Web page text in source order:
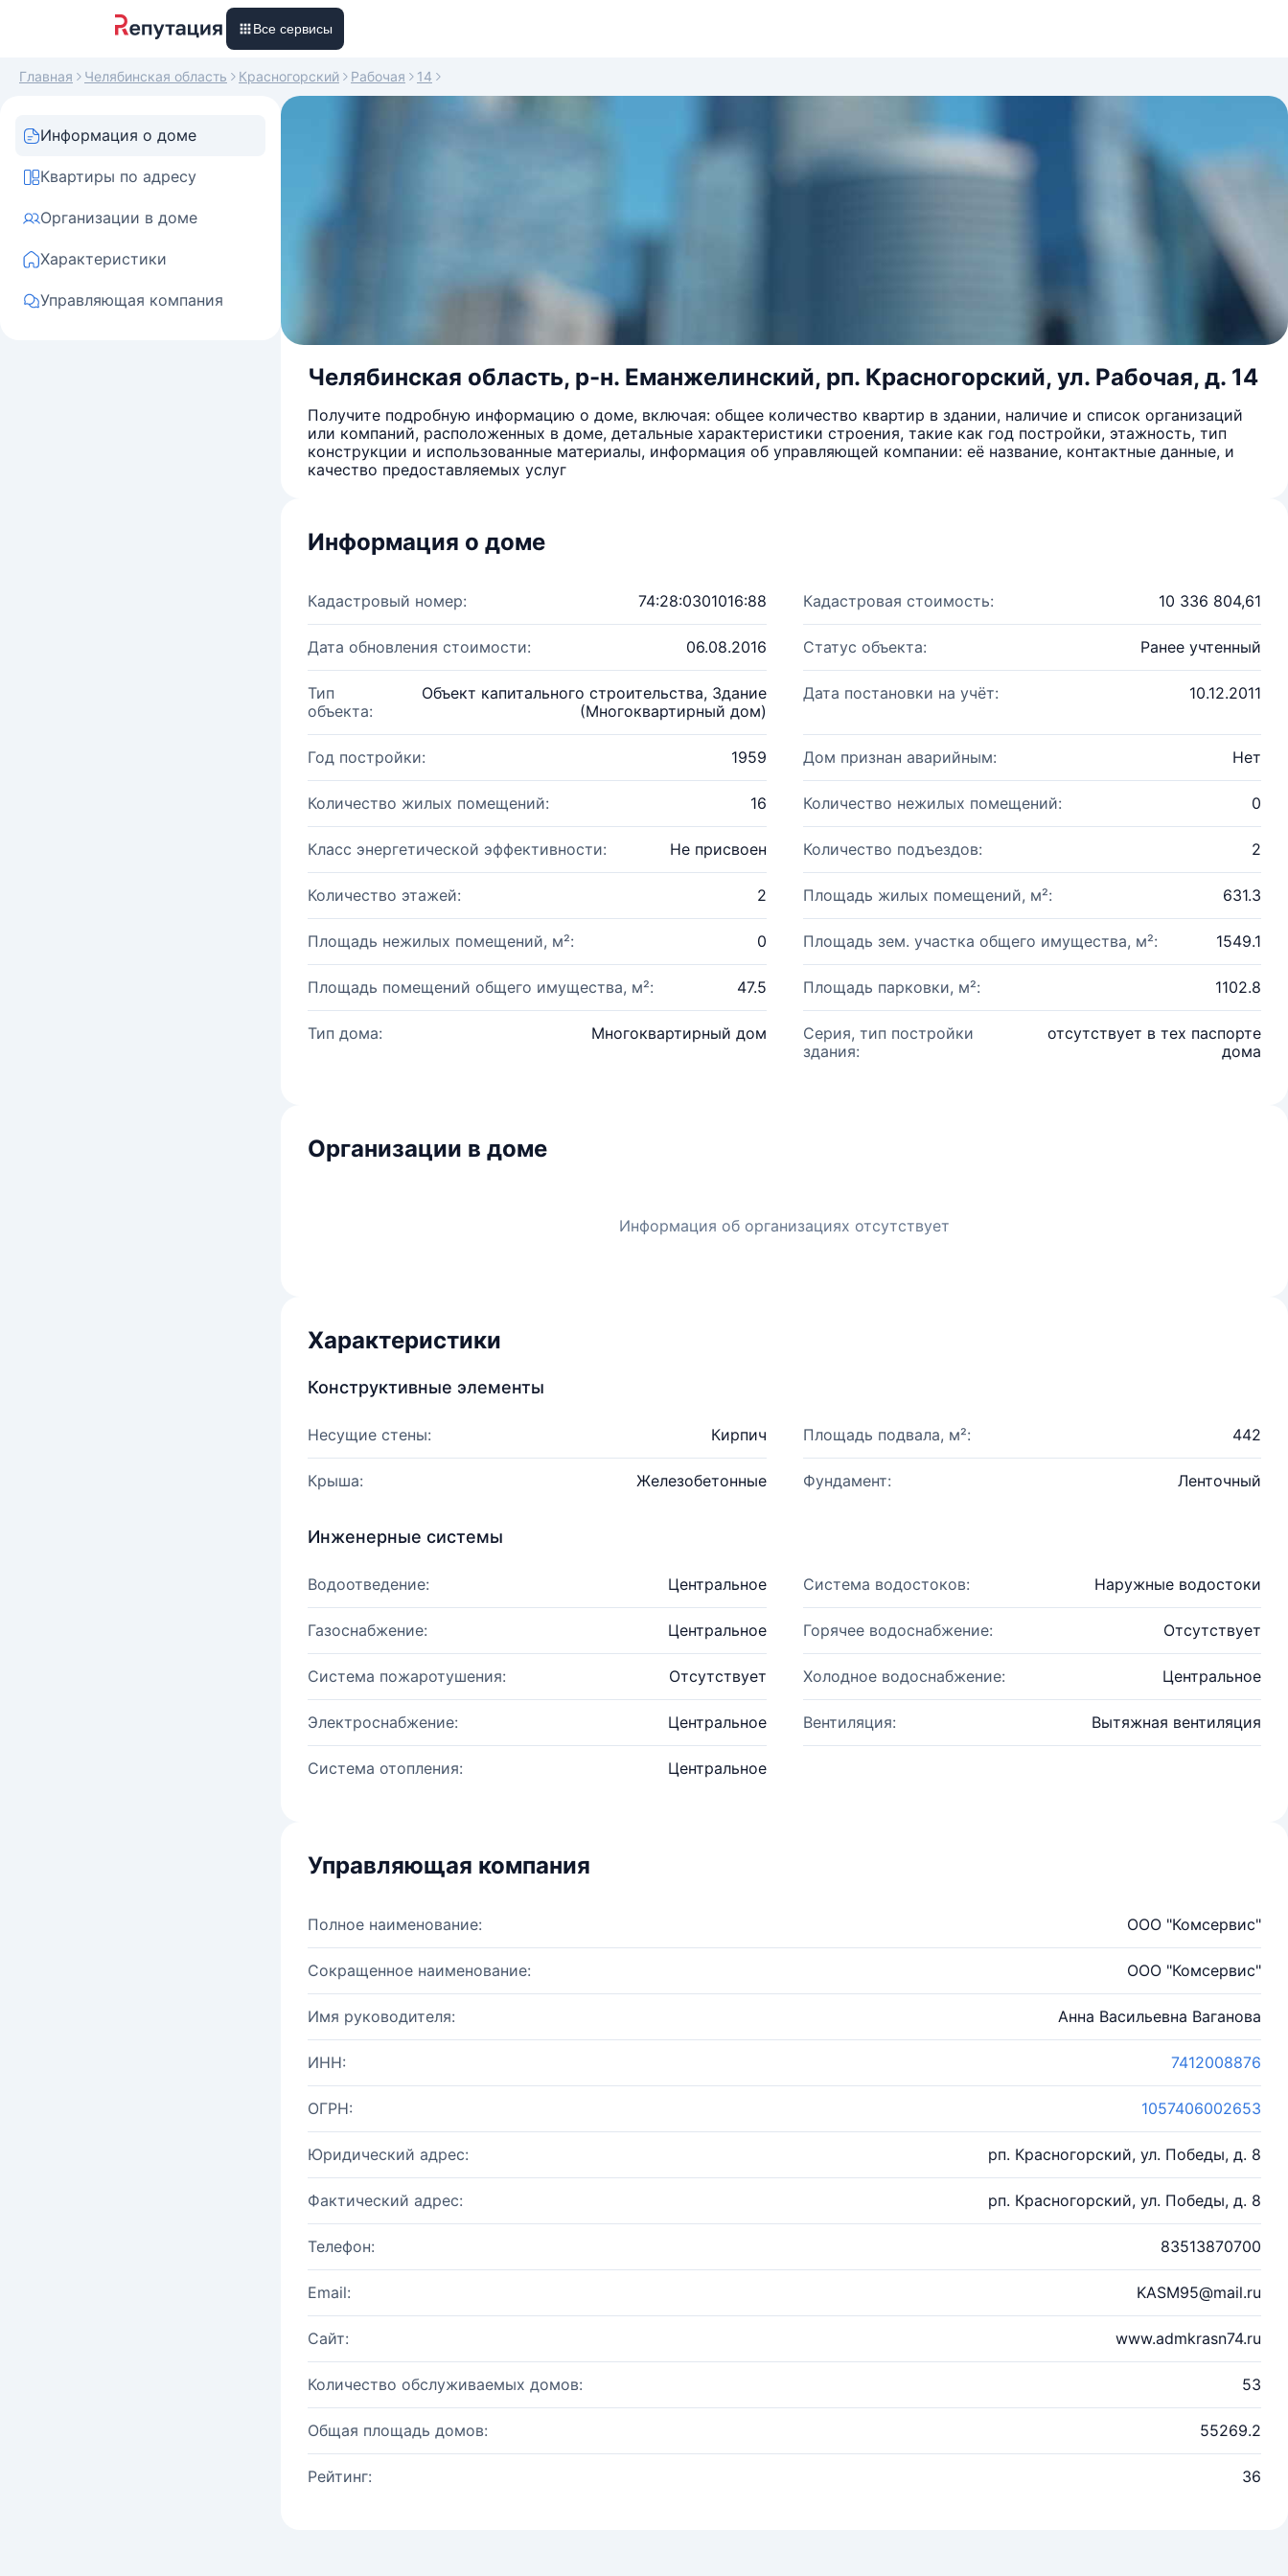
Все сервисы
Главная Челябинская область Красногорский Рабочая 14
Информация о доме
Квартиры по адресу
Организации в доме
Характеристики
Управляющая компания
Челябинская область, р-н. Еманжелинский, рп. Красногорский, ул. Рабочая, д. 14
Получите подробную информацию о доме, включая: общее количество квартир в здании, наличие и список организаций
или компаний, расположенных в доме, детальные характеристики строения, такие как год постройки, этажность, тип
конструкции и использованные материалы, информация об управляющей компании: её название, контактные данные, и
качество предоставляемых услуг
Информация о доме
Кадастровый номер: 74:28:0301016:88 Кадастровая стоимость: 10 336 804,61
Дата обновления стоимости: 06.08.2016 Статус объекта: Ранее учтенный
Тип
объекта:
Объект капитального строительства, Здание
(Многоквартирный дом)
Дата постановки на учёт: 10.12.2011
Год постройки: 1959 Дом признан аварийным: Нет
Количество жилых помещений: 16 Количество нежилых помещений: 0
Класс энергетической эффективности: Не присвоен Количество подъездов: 2
Количество этажей: 2 Площадь жилых помещений, м²: 631.3
Площадь нежилых помещений, м²: 0 Площадь зем. участка общего имущества, м²: 1549.1
Площадь помещений общего имущества, м²: 47.5 Площадь парковки, м²: 1102.8
Тип дома: Многоквартирный дом
Серия, тип постройки
здания:
отсутствует в тех паспорте
дома
Организации в доме
Информация об организациях отсутствует
Характеристики
Конструктивные элементы
Несущие стены: Кирпич Площадь подвала, м²: 442
Крыша: Железобетонные Фундамент: Ленточный
Инженерные системы
Водоотведение: Центральное Система водостоков: Наружные водостоки
Газоснабжение: Центральное Горячее водоснабжение: Отсутствует
Система пожаротушения: Отсутствует Холодное водоснабжение: Центральное
Электроснабжение: Центральное Вентиляция: Вытяжная вентиляция
Система отопления: Центральное
Управляющая компания
Полное наименование: ООО "Комсервис"
Сокращенное наименование: ООО "Комсервис"
Имя руководителя: Анна Васильевна Ваганова
ИНН: 7412008876
ОГРН: 1057406002653
Юридический адрес: рп. Красногорский, ул. Победы, д. 8
Фактический адрес: рп. Красногорский, ул. Победы, д. 8
Телефон: 83513870700
Email: KASM95@mail.ru
Сайт: www.admkrasn74.ru
Количество обслуживаемых домов: 53
Общая площадь домов: 55269.2
Рейтинг: 36